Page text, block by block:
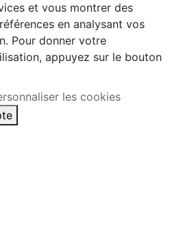
et vous montrer des
en analysant vos
Pour donner votre
appuyez sur le bouton
les cookies